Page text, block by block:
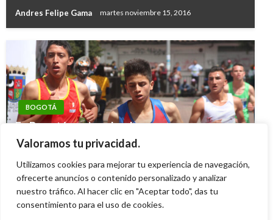
Valoramos tu privacidad.
Utilizamos cookies para mejorar tu experiencia de navegación,
ofrecerte anuncios o contenido personalizado y analizar
nuestro tráfico. Al hacer clic en "Aceptar todo", das tu
consentimiento para el uso de cookies.
Andres Felipe Gama martes noviembre 15, 2016
BOGOTÁ
En Bogotá se viven los Juegos
Intercolegiados 2025 hasta este viernes 30 de
Giovanni Alarcón M. miércoles mayo 28, 2025